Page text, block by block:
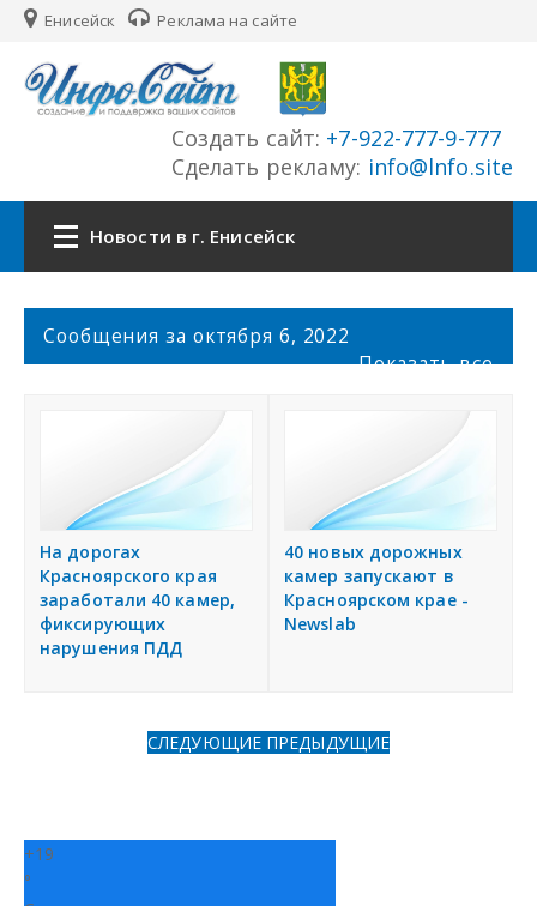
Енисейск Реклама на сайте
Создать сайт: +7-922-777-9-777
Сделать рекламу: info@lnfo.site
Новости в г. Енисейск
Главная
История города
Разместить объявление
Регионы России
Сообщения за октября 6, 2022
Показать все
На дорогах
Красноярского края
заработали 40 камер,
фиксирующих
нарушения ПДД
40 новых дорожных
камер запускают в
Красноярском крае -
Newslab
СЛЕДУЮЩИЕ ПРЕДЫДУЩИЕ
+19
°